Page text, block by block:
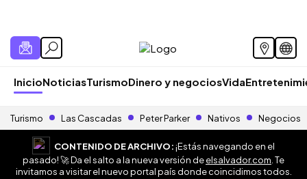
InicioNoticiasTurismoDinero y negociosVida
Turismo Las Cascadas Peter Parker Nativos Negocios
CONTENIDO DE ARCHIVO:¡Estás navegando en el
pasado! 🚀 Da el salto a la nueva versión deelsalvador.com . Te
invitamos a visitar el nuevo portal país donde coincidimos todos.